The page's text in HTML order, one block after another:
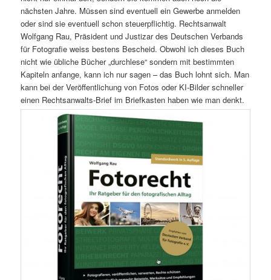
nächsten Jahre. Müssen sind eventuell ein Gewerbe anmelden
oder sind sie eventuell schon steuerpflichtig. Rechtsanwalt
Wolfgang Rau, Präsident und Justizar des Deutschen Verbands
für Fotografie weiss bestens Bescheid. Obwohl ich dieses Buch
nicht wie übliche Bücher „durchlese“ sondern mit bestimmten
Kapiteln anfange, kann ich nur sagen – das Buch lohnt sich. Man
kann bei der Veröffentlichung von Fotos oder KI-Bilder schneller
einen Rechtsanwalts-Brief im Briefkasten haben wie man denkt.